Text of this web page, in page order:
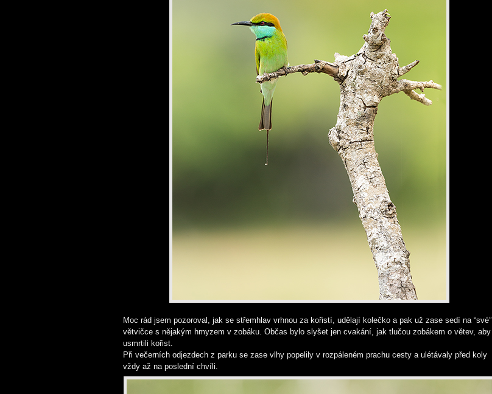
Moc rád jsem pozoroval, jak se střemhlav vrhnou za kořistí, udělají kolečko a pak už zase sedí na “své”
větvičce s nějakým hmyzem v zobáku. Občas bylo slyšet jen cvakání, jak tlučou zobákem o větev, aby
usmrtili kořist.
Při večerních odjezdech z parku se zase vlhy popelily v rozpáleném prachu cesty a ulétávaly před koly
vždy až na poslední chvíli.